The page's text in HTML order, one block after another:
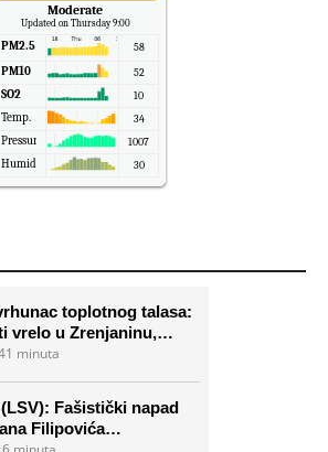
Moderate
Updated on Thursday 9:00
PM2.5 58
PM10 52
SO2 10
Temp. 34
Pressure 1007
Humidity 30